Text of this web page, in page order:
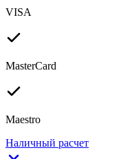
VISA
MasterCard
Maestro
Наличный расчет